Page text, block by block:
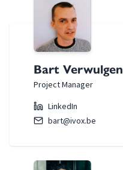
Bart Verwulgen
Project Manager
LinkedIn
bart@ivox.be